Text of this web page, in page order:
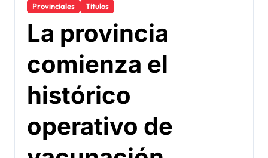
Provinciales Titulos
La provincia
comienza el
histórico
operativo de